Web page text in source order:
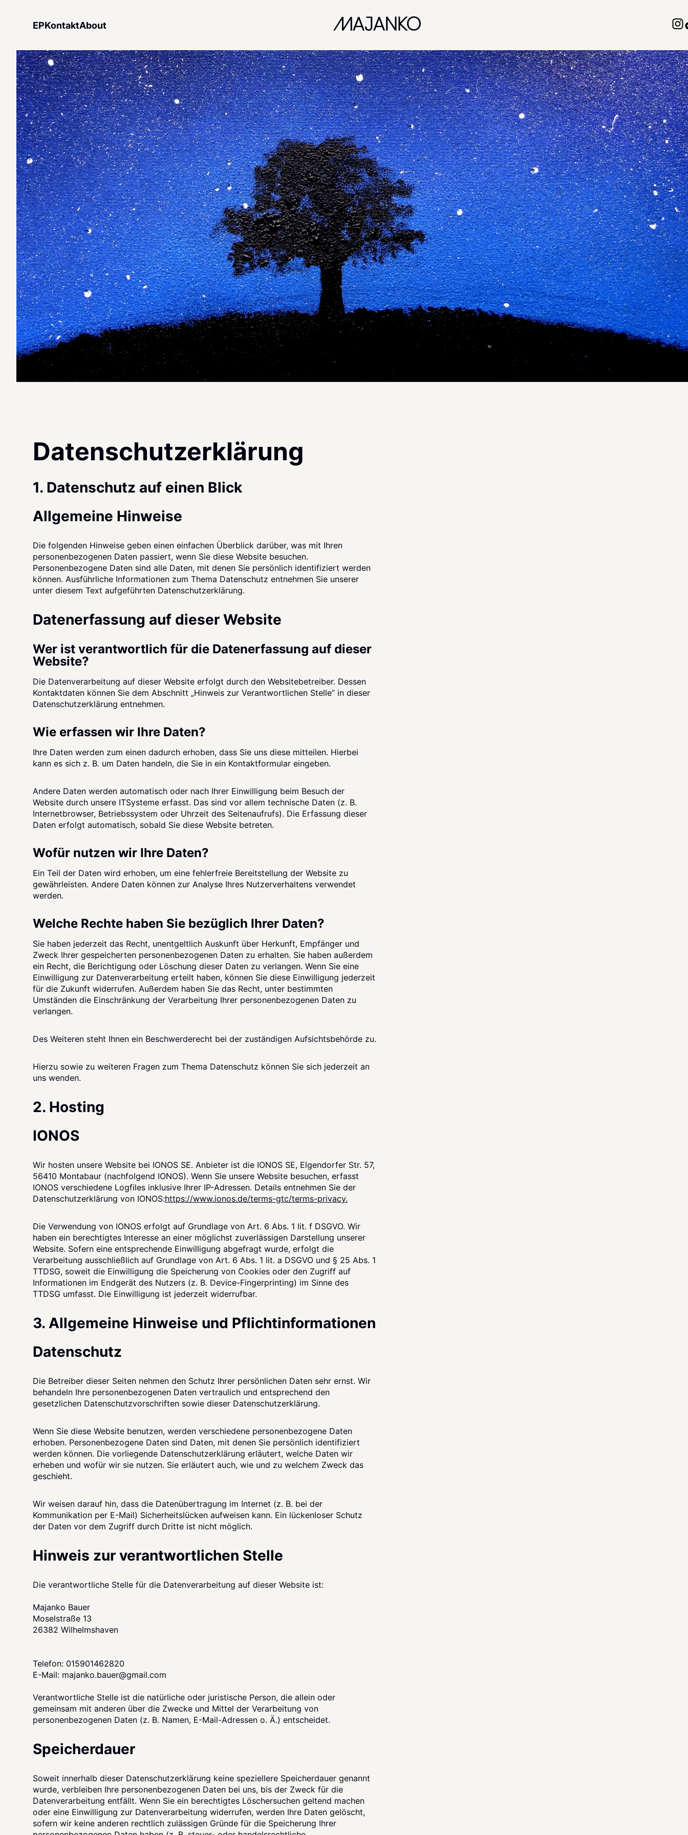
EPKontaktAbout
Datenschutzerklärung
1. Datenschutz auf einen Blick
Allgemeine Hinweise
Die folgenden Hinweise geben einen einfachen Überblick darüber, was mit Ihren
personenbezogenen Daten passiert, wenn Sie diese Website besuchen.
Personenbezogene Daten sind alle Daten, mit denen Sie persönlich identifiziert werden
können. Ausführliche Informationen zum Thema Datenschutz entnehmen Sie unserer
unter diesem Text aufgeführten Datenschutzerklärung.
Datenerfassung auf dieser Website
Wer ist verantwortlich für die Datenerfassung auf dieser
Website?
Die Datenverarbeitung auf dieser Website erfolgt durch den Websitebetreiber. Dessen
Kontaktdaten können Sie dem Abschnitt „Hinweis zur Verantwortlichen Stelle“ in dieser
Datenschutzerklärung entnehmen.
Wie erfassen wir Ihre Daten?
Ihre Daten werden zum einen dadurch erhoben, dass Sie uns diese mitteilen. Hierbei
kann es sich z. B. um Daten handeln, die Sie in ein Kontaktformular eingeben.
Andere Daten werden automatisch oder nach Ihrer Einwilligung beim Besuch der
Website durch unsere ITSysteme erfasst. Das sind vor allem technische Daten (z. B.
Internetbrowser, Betriebssystem oder Uhrzeit des Seitenaufrufs). Die Erfassung dieser
Daten erfolgt automatisch, sobald Sie diese Website betreten.
Wofür nutzen wir Ihre Daten?
Ein Teil der Daten wird erhoben, um eine fehlerfreie Bereitstellung der Website zu
gewährleisten. Andere Daten können zur Analyse Ihres Nutzerverhaltens verwendet
werden.
Welche Rechte haben Sie bezüglich Ihrer Daten?
Sie haben jederzeit das Recht, unentgeltlich Auskunft über Herkunft, Empfänger und
Zweck Ihrer gespeicherten personenbezogenen Daten zu erhalten. Sie haben außerdem
ein Recht, die Berichtigung oder Löschung dieser Daten zu verlangen. Wenn Sie eine
Einwilligung zur Datenverarbeitung erteilt haben, können Sie diese Einwilligung jederzeit
für die Zukunft widerrufen. Außerdem haben Sie das Recht, unter bestimmten
Umständen die Einschränkung der Verarbeitung Ihrer personenbezogenen Daten zu
verlangen.
Des Weiteren steht Ihnen ein Beschwerderecht bei der zuständigen Aufsichtsbehörde zu.
Hierzu sowie zu weiteren Fragen zum Thema Datenschutz können Sie sich jederzeit an
uns wenden.
2. Hosting
IONOS
Wir hosten unsere Website bei IONOS SE. Anbieter ist die IONOS SE, Elgendorfer Str. 57,
56410 Montabaur (nachfolgend IONOS). Wenn Sie unsere Website besuchen, erfasst
IONOS verschiedene Logfiles inklusive Ihrer IP-Adressen. Details entnehmen Sie der
Datenschutzerklärung von IONOS:https://www.ionos.de/terms-gtc/terms-privacy.
Die Verwendung von IONOS erfolgt auf Grundlage von Art. 6 Abs. 1 lit. f DSGVO. Wir
haben ein berechtigtes Interesse an einer möglichst zuverlässigen Darstellung unserer
Website. Sofern eine entsprechende Einwilligung abgefragt wurde, erfolgt die
Verarbeitung ausschließlich auf Grundlage von Art. 6 Abs. 1 lit. a DSGVO und § 25 Abs. 1
TTDSG, soweit die Einwilligung die Speicherung von Cookies oder den Zugriff auf
Informationen im Endgerät des Nutzers (z. B. Device-Fingerprinting) im Sinne des
TTDSG umfasst. Die Einwilligung ist jederzeit widerrufbar.
3. Allgemeine Hinweise und Pflichtinformationen
Datenschutz
Die Betreiber dieser Seiten nehmen den Schutz Ihrer persönlichen Daten sehr ernst. Wir
behandeln Ihre personenbezogenen Daten vertraulich und entsprechend den
gesetzlichen Datenschutzvorschriften sowie dieser Datenschutzerklärung.
Wenn Sie diese Website benutzen, werden verschiedene personenbezogene Daten
erhoben. Personenbezogene Daten sind Daten, mit denen Sie persönlich identifiziert
werden können. Die vorliegende Datenschutzerklärung erläutert, welche Daten wir
erheben und wofür wir sie nutzen. Sie erläutert auch, wie und zu welchem Zweck das
geschieht.
Wir weisen darauf hin, dass die Datenübertragung im Internet (z. B. bei der
Kommunikation per E-Mail) Sicherheitslücken aufweisen kann. Ein lückenloser Schutz
der Daten vor dem Zugriff durch Dritte ist nicht möglich.
Hinweis zur verantwortlichen Stelle
Die verantwortliche Stelle für die Datenverarbeitung auf dieser Website ist:
Majanko Bauer
Moselstraße 13
26382 Wilhelmshaven
Telefon: 015901462820
E-Mail: majanko.bauer@gmail.com
Verantwortliche Stelle ist die natürliche oder juristische Person, die allein oder
gemeinsam mit anderen über die Zwecke und Mittel der Verarbeitung von
personenbezogenen Daten (z. B. Namen, E-Mail-Adressen o. Ä.) entscheidet.
Speicherdauer
Soweit innerhalb dieser Datenschutzerklärung keine speziellere Speicherdauer genannt
wurde, verbleiben Ihre personenbezogenen Daten bei uns, bis der Zweck für die
Datenverarbeitung entfällt. Wenn Sie ein berechtigtes Löschersuchen geltend machen
oder eine Einwilligung zur Datenverarbeitung widerrufen, werden Ihre Daten gelöscht,
sofern wir keine anderen rechtlich zulässigen Gründe für die Speicherung Ihrer